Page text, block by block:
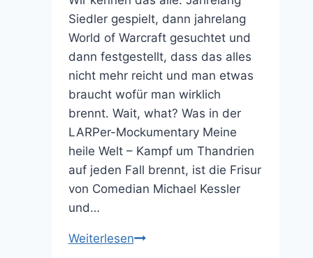
Siedler gespielt, dann jahrelang
World of Warcraft gesuchtet und
dann festgestellt, dass das alles
nicht mehr reicht und man etwas
braucht wofür man wirklich
brennt. Wait, what? Was in der
LARPer-Mockumentary Meine
heile Welt – Kampf um Thandrien
auf jeden Fall brennt, ist die Frisur
von Comedian Michael Kessler
und…
WeiterlesenDer